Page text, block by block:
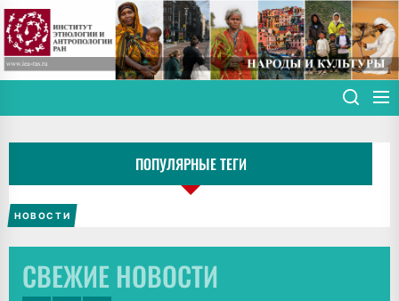
Skip
to
the
content
ПОПУЛЯРНЫЕ ТЕГИ
НОВОСТИ
СВЕЖИЕ НОВОСТИ